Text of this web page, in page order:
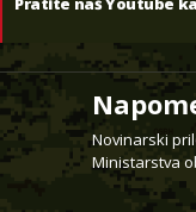
Novinarski
Ministarstva